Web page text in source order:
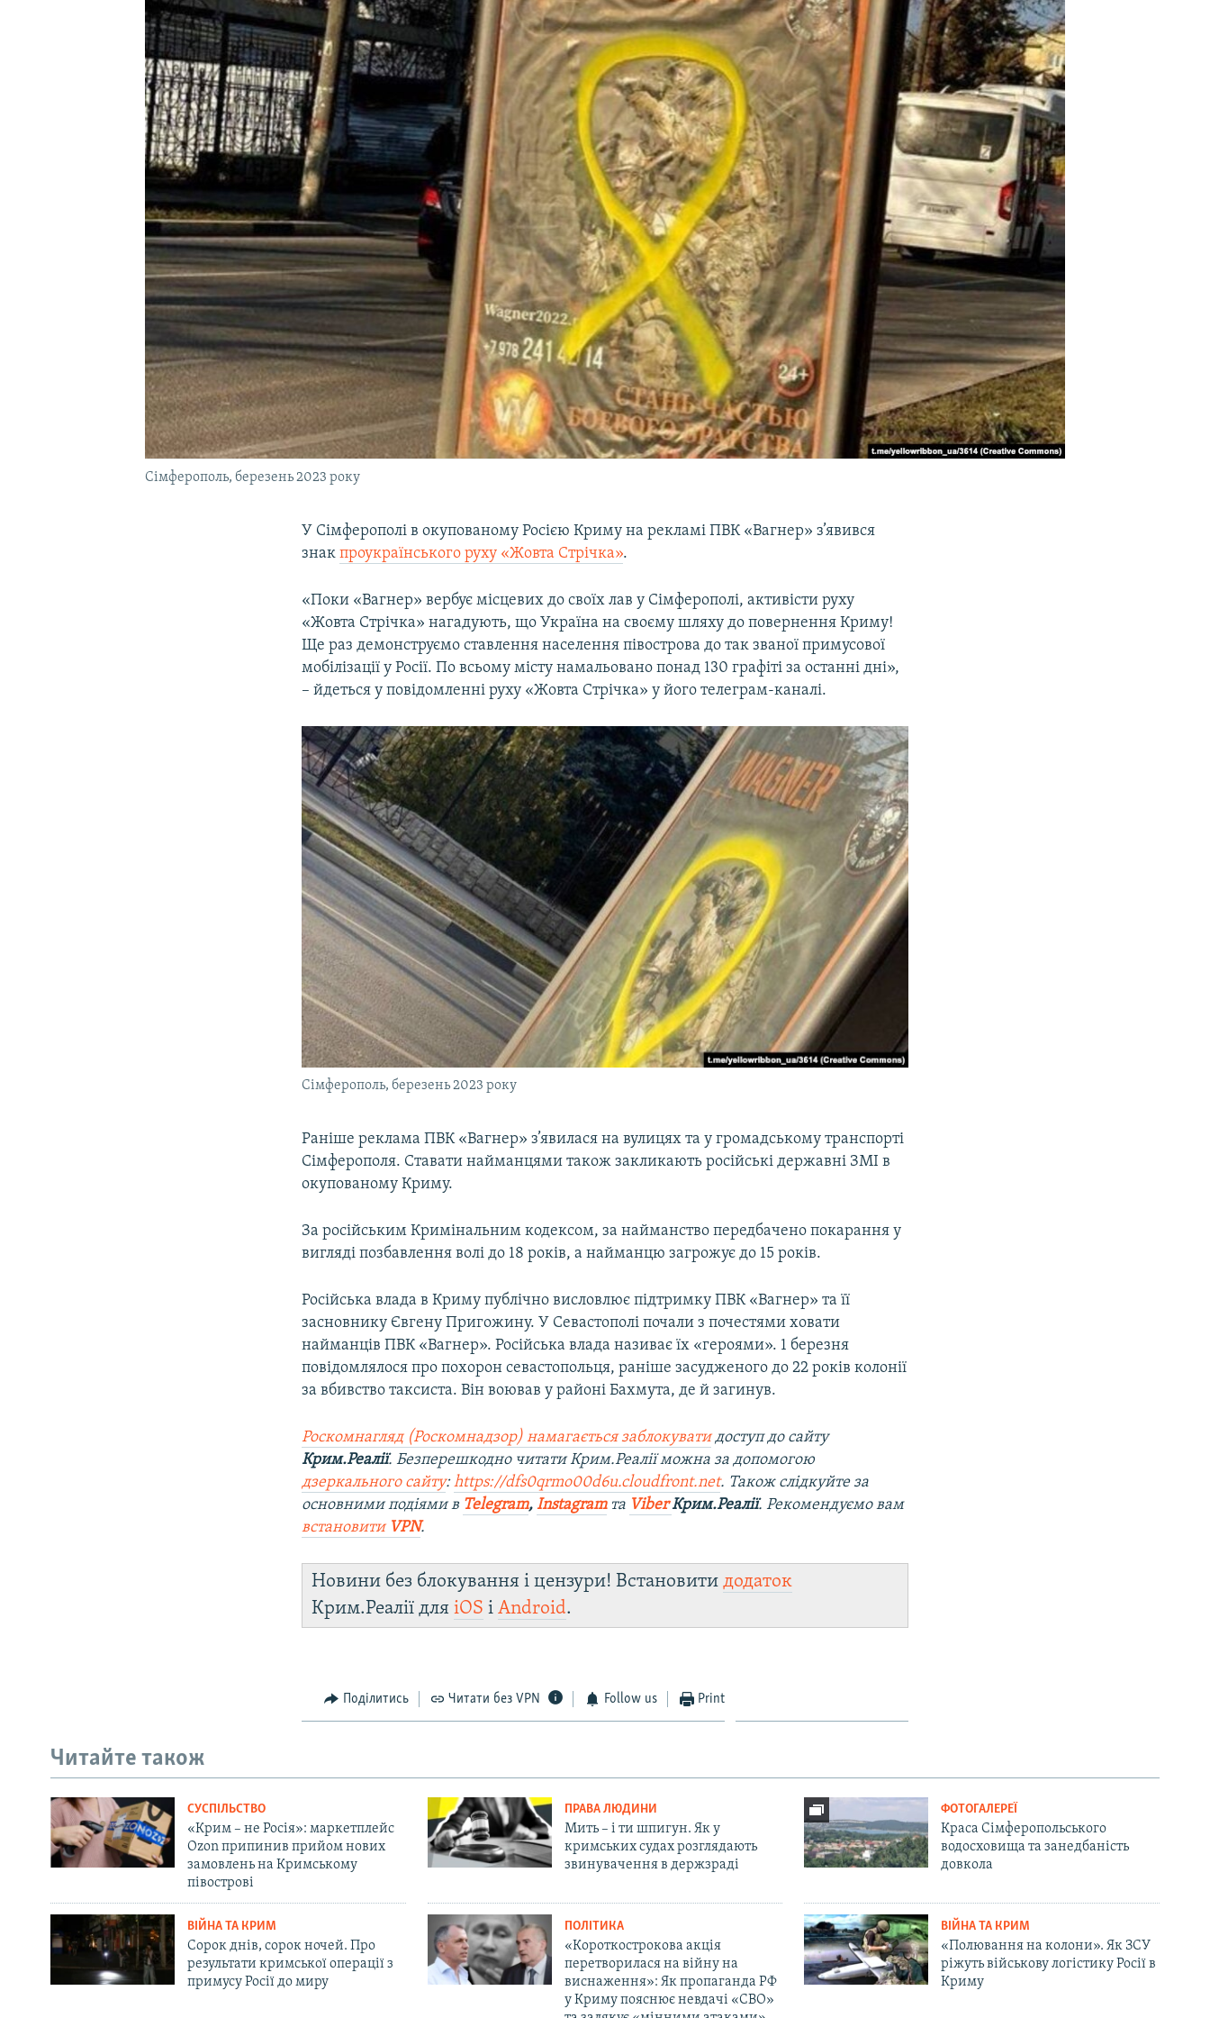
УКРАЇНСЬКА ПРОБЛЕМА КРИМУ
Сімферополь, березень 2023 року
У Сімферополі в окупованому Росією Криму на рекламі ПВК «Вагнер» з’явився
знакпроукраїнського руху «Жовта Стрічка».
«Поки «Вагнер» вербує місцевих до своїх лав у Сімферополі, активісти руху
«Жовта Стрічка» нагадують, що Україна на своєму шляху до повернення Криму!
Ще раз демонструємо ставлення населення півострова до так званої примусової
мобілізації у Росії. По всьому місту намальовано понад 130 графіті за останні дні»,
– йдеться у повідомленні руху «Жовта Стрічка» у його телеграм-каналі.
Сімферополь, березень 2023 року
Раніше реклама ПВК «Вагнер» з’явилася на вулицях та у громадському транспорті
Сімферополя. Ставати найманцями також закликають російські державні ЗМІ в
окупованому Криму.
За російським Кримінальним кодексом, за найманство передбачено покарання у
вигляді позбавлення волі до 18 років, а найманцю загрожує до 15 років.
Російська влада в Криму публічно висловлює підтримку ПВК «Вагнер» та її
засновнику Євгену Пригожину. У Севастополі почали з почестями ховати
найманців ПВК «Вагнер». Російська влада називає їх «героями». 1 березня
повідомлялося про похорон севастопольця, раніше засудженого до 22 років колонії
за вбивство таксиста. Він воював у районі Бахмута, де й загинув.
Роскомнагляд (Роскомнадзор) намагається заблокуватидоступ до сайту
Крим.Реалії. Безперешкодно читати Крим.Реалії можна за допомогою
дзеркального сайту:https://dfs0qrmo00d6u.cloudfront.net. Також слідкуйте за
основними подіями в Telegram,Instagramта ViberКрим.Реалії. Рекомендуємо вам
встановити VPN.
Новини без блокування і цензури! Встановитидодаток
Крим.Реалії дляiOS іAndroid.
Поділитись Читати без VPN Follow us Print
Читайте також
СУСПІЛЬСТВО
«Крим – не Росія»: маркетплейс
Ozon припинив прийом нових
замовлень на Кримському
півострові
ПРАВА ЛЮДИНИ
Мить – і ти шпигун. Як у
кримських судах розглядають
звинувачення в держзраді
ФОТОГАЛЕРЕЇ
Краса Сімферопольського
водосховища та занедбаність
довкола
ВІЙНА ТА КРИМ
Сорок днів, сорок ночей. Про
результати кримської операції з
примусу Росії до миру
ПОЛІТИКА
«Короткострокова акція
перетворилася на війну на
виснаження»: Як пропаганда РФ
у Криму пояснює невдачі «СВО»
ВІЙНА ТА КРИМ
«Полювання на колони». Як ЗСУ
ріжуть військову логістику Росії в
Криму